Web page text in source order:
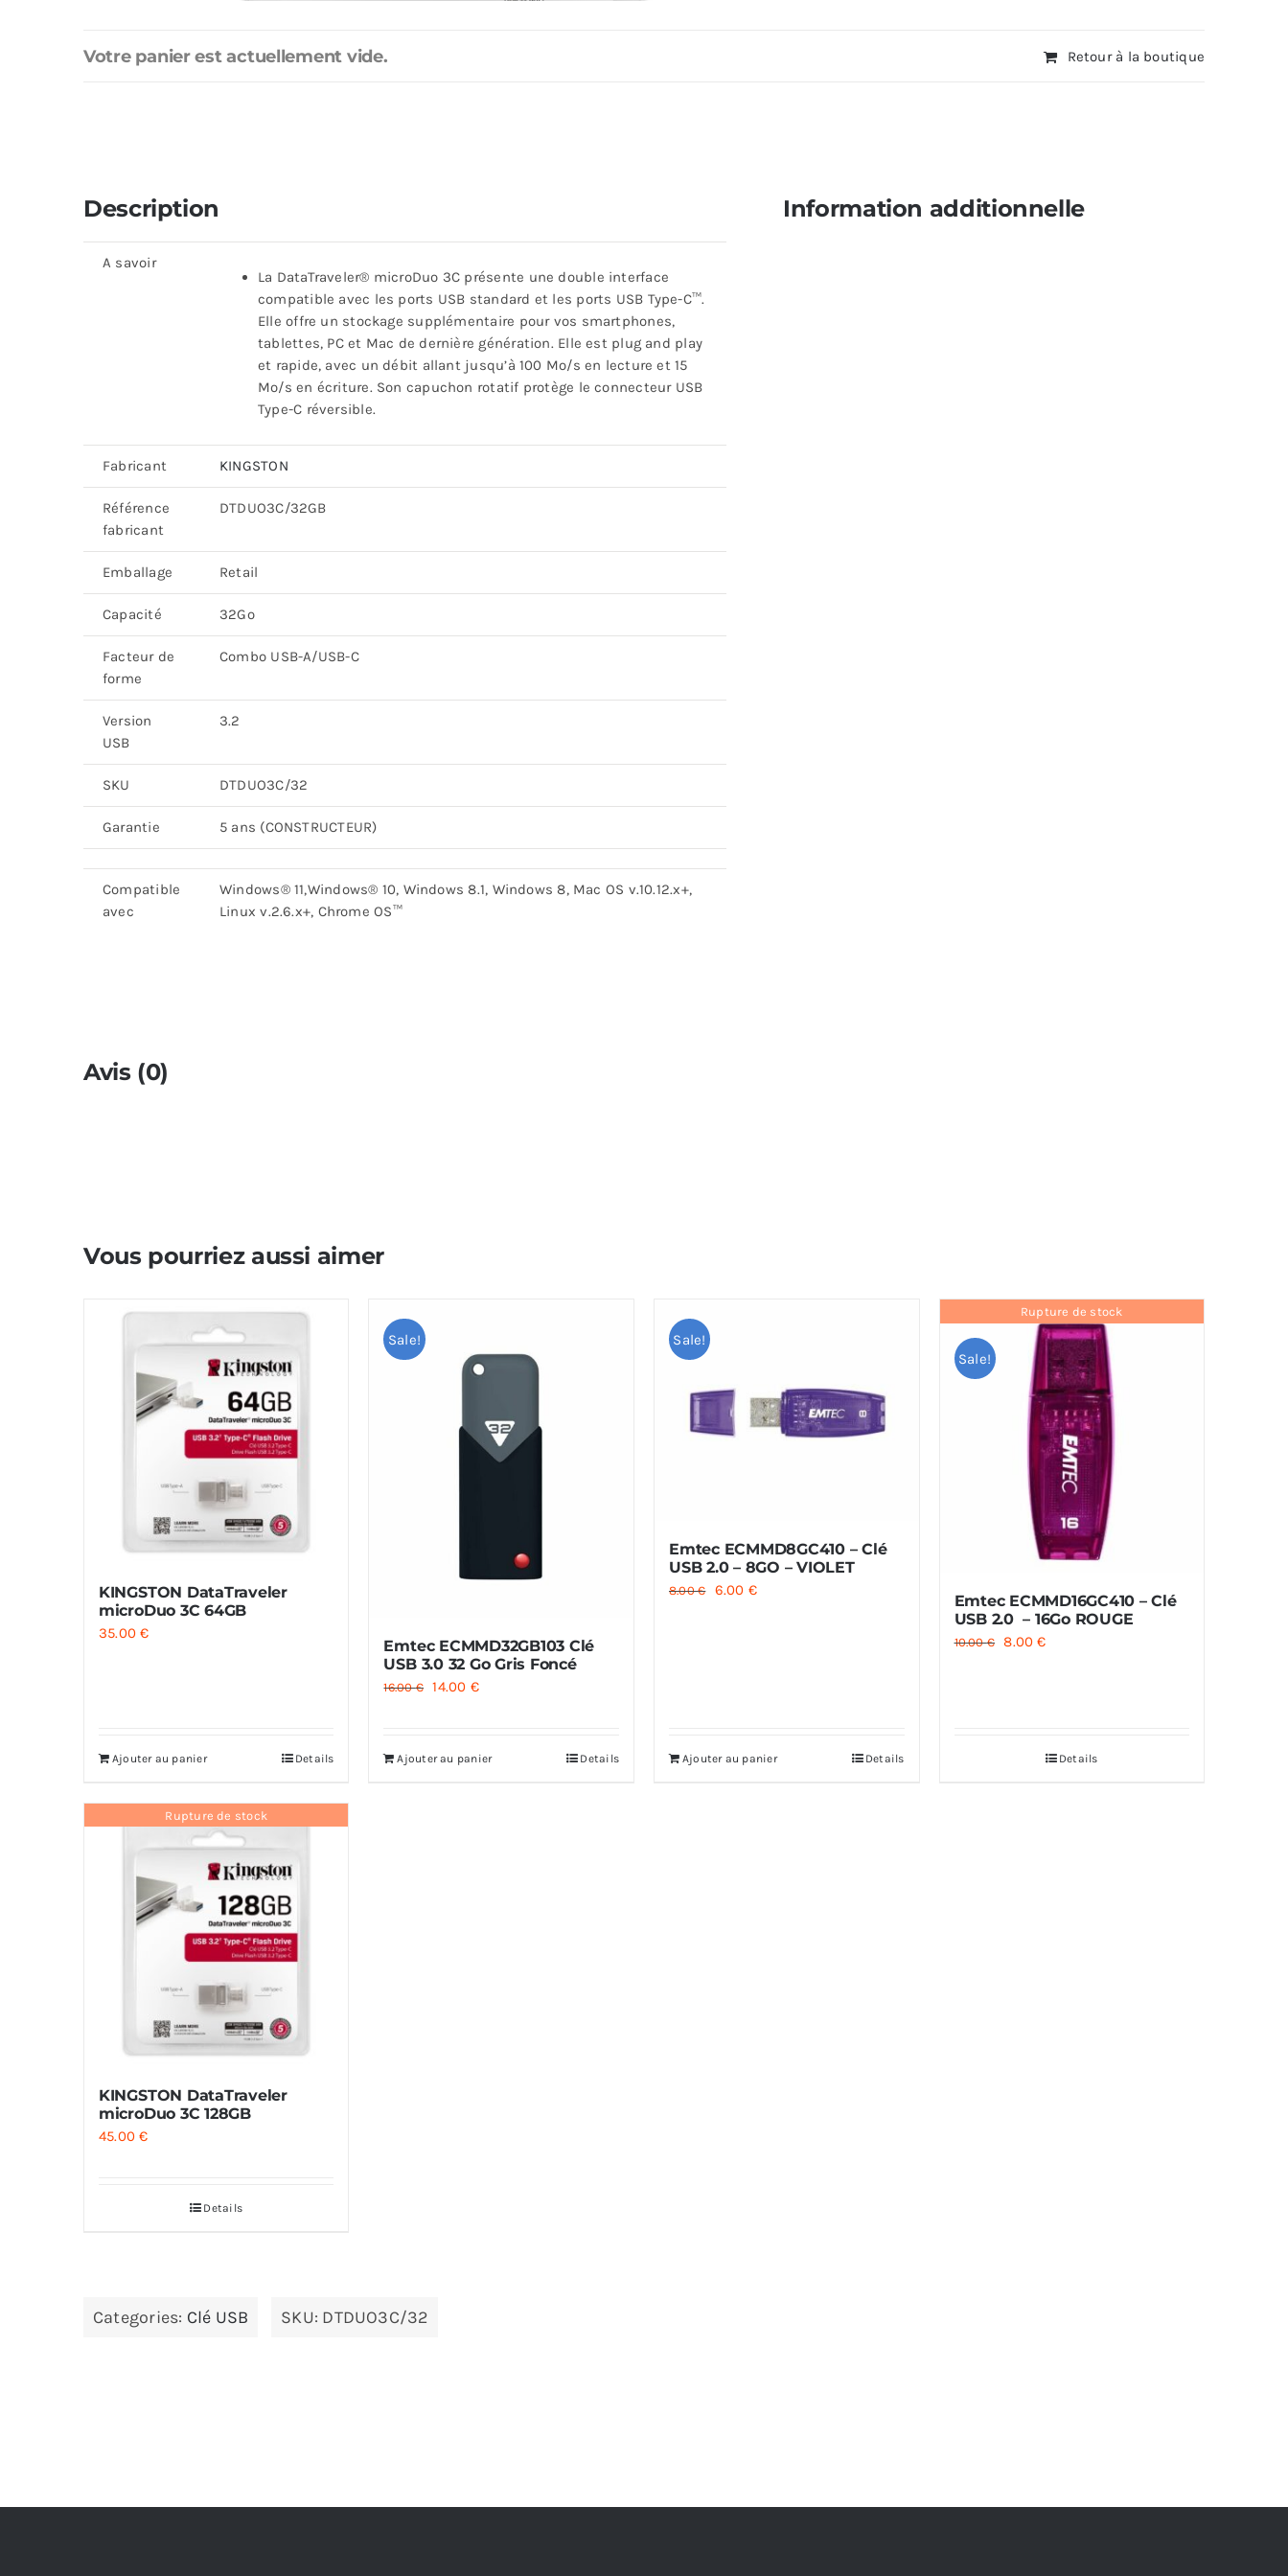
Votre panier est actuellement vide. Retour à la boutique
Description
A savoir
La DataTraveler® microDuo 3C présente une double interface
compatible avec les ports USB standard et les ports USB Type-C™.
Elle offre un stockage supplémentaire pour vos smartphones,
tablettes, PC et Mac de dernière génération. Elle est plug and play
et rapide, avec un débit allant jusqu’à 100 Mo/s en lecture et 15
Mo/s en écriture. Son capuchon rotatif protège le connecteur USB
Type-C réversible.
Fabricant KINGSTON
Référence
fabricant
DTDUO3C/32GB
Emballage Retail
Capacité 32Go
Facteur de
forme
Combo USB-A/USB-C
Version
USB
3.2
SKU DTDUO3C/32
Garantie 5 ans (CONSTRUCTEUR)
Compatible
avec
Windows® 11,Windows® 10, Windows 8.1, Windows 8, Mac OS v.10.12.x+,
Linux v.2.6.x+, Chrome OS™
Information additionnelle
Avis (0)
Vous pourriez aussi aimer
KINGSTON DataTraveler
microDuo 3C 64GB
35.00€
Ajouter au panier Details
Sale!
Emtec ECMMD32GB103 Clé
USB 3.0 32 Go Gris Foncé
16.00€ Le
était :
14.00 €Le
est :
Ajouter au panier Details
Sale!
Emtec ECMMD8GC410 – Clé
USB 2.0 – 8GO – VIOLET
8.00€
Le
6.00 €Le
Ajouter au panier Details
Rupture de stock
Sale!
Emtec ECMMD16GC410 – Clé
USB 2.0 – 16Go ROUGE
10.00€ Le
8.00€Le
Details
Rupture de stock
KINGSTON DataTraveler
microDuo 3C 128GB
45.00€
Details
Categories: Clé USB SKU: DTDUO3C/32